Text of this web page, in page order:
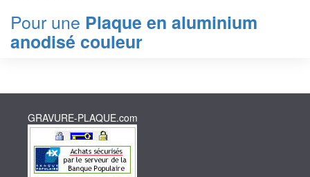
Pour une Plaque en aluminium
anodisé couleur
GRAVURE-PLAQUE.com